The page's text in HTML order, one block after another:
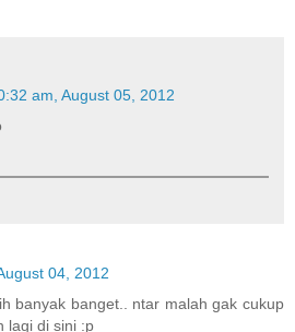
am, August 05, 2012
04, 2012
banyak banget.. ntar malah gak cukup
lagi di sini :p